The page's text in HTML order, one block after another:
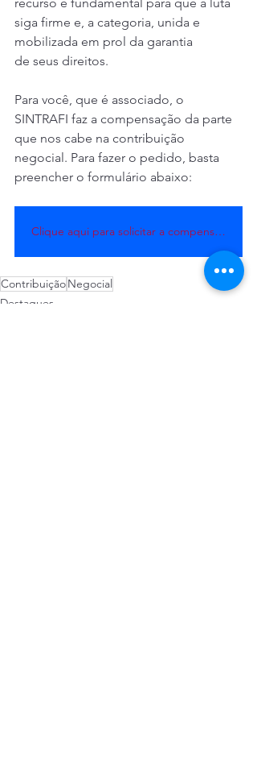
siga firme e, a categoria, unida e
mobilizada em prol da garantia
de seus direitos.
Para você, que é associado, o
SINTRAFI faz a compensação da parte
que nos cabe na contribuição
negocial. Para fazer o pedido, basta
preencher o formulário abaixo:
Clique aqui para solicitar a compensação contribuição negocial
ContribuiçãoNegocial
Destaques